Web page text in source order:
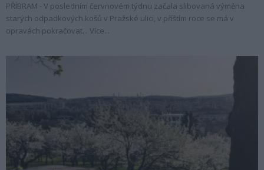
PŘÍBRAM - V posledním červnovém týdnu začala slibovaná výměna
starých odpadkových košů v Pražské ulici, v příštím roce se má v
opravách pokračovat... Více...